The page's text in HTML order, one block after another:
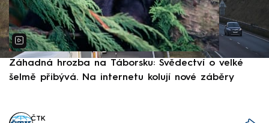
Záhadná hrozba na Táborsku: Svědectví o velké
šelmě přibývá. Na internetu kolují nové záběry
ČTK